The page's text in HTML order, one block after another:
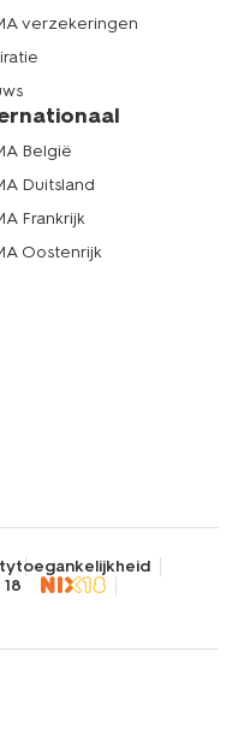
verzekeringen
België
Duitsland
Frankrijk
Oostenrijk
toegankelijkheid